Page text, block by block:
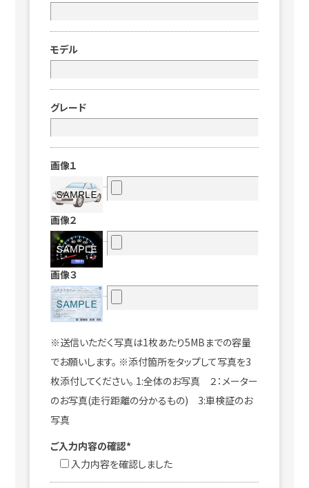
モデル
グレード
画像１
画像２
画像３
※送信いただく写真は1枚あたり5MBまでの容量
でお願いします。 ※添付箇所をタップして写真を3
枚添付してください。 1:全体のお写真 ２：メーター
のお写真(走行距離の分かるもの) 3:車検証のお
写真
ご入力内容の確認*
入力内容を確認しました